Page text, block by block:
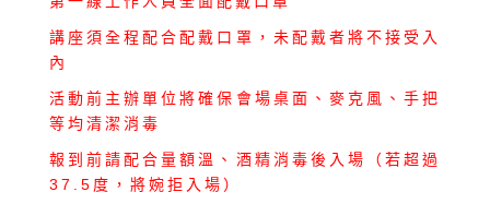
講座須全程配合配戴口罩，未配戴者將不接受入
內
活動前主辦單位將確保會場桌面、麥克風、手把
等均清潔消毒
報到前請配合量額溫、酒精消毒後入場（若超過
37.5度，將婉拒入場）